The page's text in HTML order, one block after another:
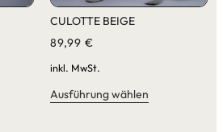
CULOTTE BEIGE
89,99 €
inkl. MwSt.
Ausführung wählen